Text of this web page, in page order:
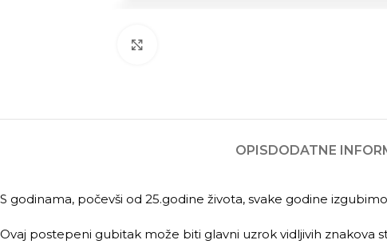
OPISDODATNE
S godinama, počevši od 25.godine života, svake godine
Ovaj postepeni gubitak može biti glavni uzrok vidljivih znakova